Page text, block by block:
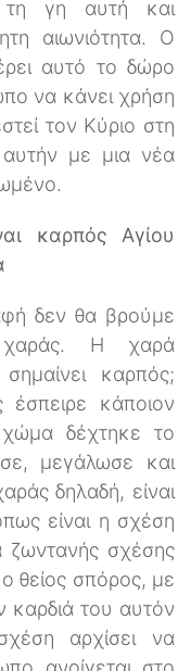
τη γη αυτή και
αιωνιότητα. Ο
αυτό το δώρο
να κάνει χρήση
τον Κύριο στη
με μια νέα
καρπός Αγίου
δεν θα βρούμε
Η χαρά
καρπός;
έσπειρε κάποιον
δέχτηκε το
μεγάλωσε και
δηλαδή, είναι
είναι η σχέση
σχέσης
θείος σπόρος, με
καρδιά του αυτόν
αρχίσει να